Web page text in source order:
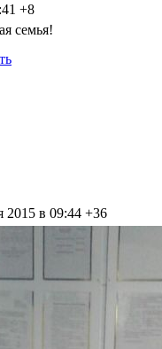
+8
семья!
2015 в 09:44 +36